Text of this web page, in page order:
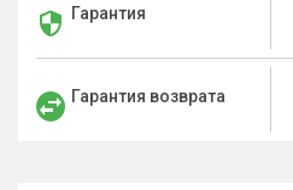
Гарантия
Гарантия возврата